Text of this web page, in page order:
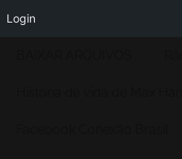
Login